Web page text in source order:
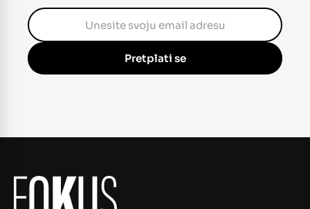
Pretplati se